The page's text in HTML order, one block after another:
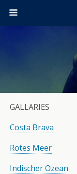
GALLARIES
Costa Brava
Rotes Meer
Indischer Ozean